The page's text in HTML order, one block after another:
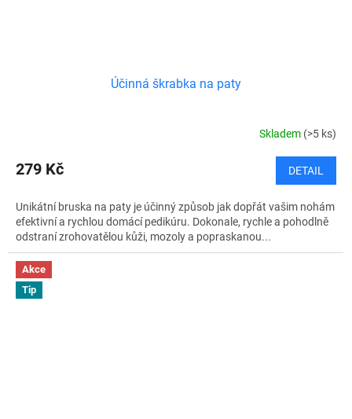
Účinná škrabka na paty
Skladem (>5 ks)
279 Kč DETAIL
Unikátní bruska na paty je účinný způsob jak dopřát vašim nohám
efektivní a rychlou domácí pedikúru. Dokonale, rychle a pohodlně
odstraní zrohovatělou kůži, mozoly a popraskanou...
Akce
Tip